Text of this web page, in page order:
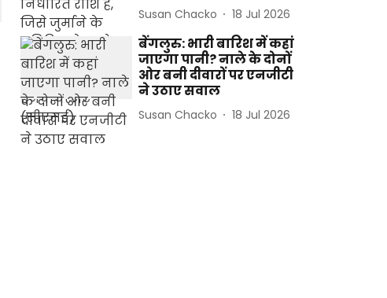
Susan Chacko 18 Jul 2026
बेंगलुरु: भारी बारिश में कहां
जाएगा पानी? नाले के दोनों
ओर बनी दीवारों पर एनजीटी
ने उठाए सवाल
Susan Chacko 18 Jul 2026